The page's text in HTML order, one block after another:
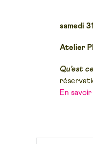
samedi
Atelier
Qu’est
En savoir